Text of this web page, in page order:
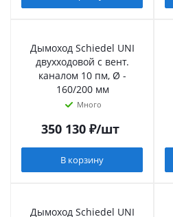
Дымоход Schiedel UNI
двухходовой с вент.
каналом 10 пм, Ø -
160/200 мм
Много
350 130₽/шт
В корзину
Дымоход Schiedel UNI